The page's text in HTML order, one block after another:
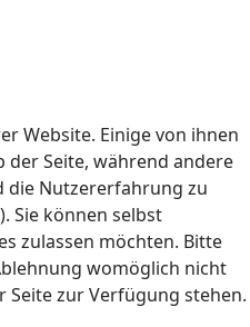
Website. Einige von ihnen
der Seite, während andere
die Nutzererfahrung zu
Sie können selbst
zulassen möchten. Bitte
womöglich nicht
zur Verfügung stehen.